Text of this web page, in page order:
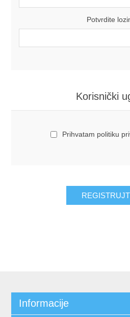
Potvrdite
Korisnički
Prihvatam politiku
Informacije